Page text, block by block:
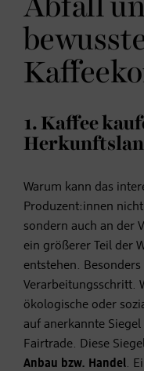
Abfall
1. Kaffee
Warum kann das
Produzent:innen
sondern auch an der
ein größerer Teil der
entstehen.
Verarbeitungsschritt.
ökologische oder
auf anerkannte
Fairtrade. Diese
Anbau bzw. Handel.